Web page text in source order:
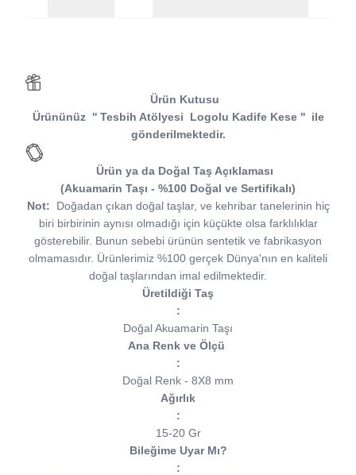
Ürün Kutusu
Ürününüz '' Tesbih Atölyesi Logolu Kadife Kese '' ile
gönderilmektedir.
Ürün ya da Doğal Taş Açıklaması
(Akuamarin Taşı - %100 Doğal ve Sertifikalı)
Not: Doğadan çıkan doğal taşlar, ve kehribar tanelerinin hiç
biri birbirinin aynısı olmadığı için küçükte olsa farklılıklar
gösterebilir. Bunun sebebi ürünün sentetik ve fabrikasyon
olmamasıdır. Ürünlerimiz %100 gerçek Dünya'nın en kaliteli
doğal taşlarından imal edilmektedir.
Üretildiği Taş
:
Doğal Akuamarin Taşı
Ana Renk ve Ölçü
:
Doğal Renk - 8X8 mm
Ağırlık
:
15-20 Gr
Bileğime Uyar Mı?
: